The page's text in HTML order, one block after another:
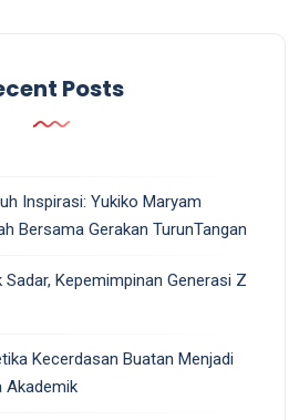
Posts
Inspirasi: Yukiko Maryam
Bersama Gerakan TurunTangan
Kepemimpinan Generasi Z
Kecerdasan Buatan Menjadi
Akademik